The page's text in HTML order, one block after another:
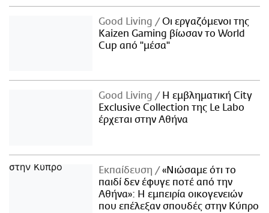
Good Living
Οι εργαζόμενοι της
Kaizen Gaming βίωσαν το World
Cup από "μέσα"
Good Living
Η εμβληματική City
Exclusive Collection της Le Labo
έρχεται στην Αθήνα
Εκπαίδευση
«Νιώσαμε ότι το
παιδί δεν έφυγε ποτέ από την
Αθήνα»: Η εμπειρία οικογενειών
που επέλεξαν σπουδές στην Κύπρο